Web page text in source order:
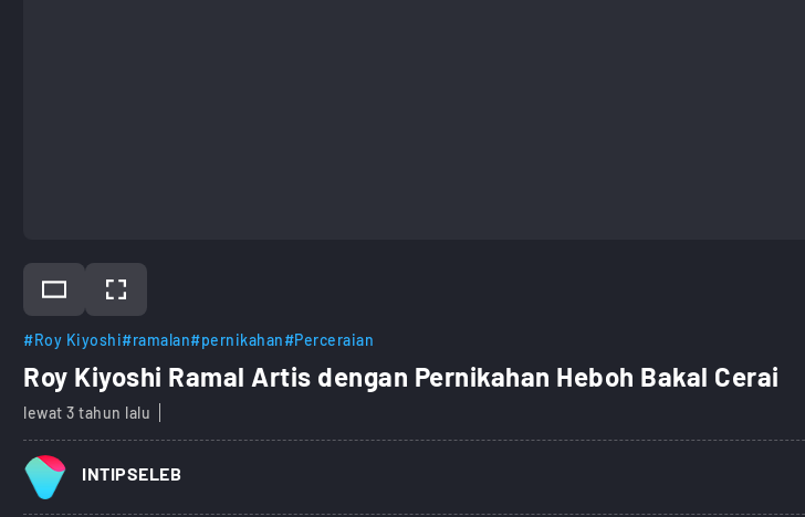
#Roy Kiyoshi#ramalan#pernikahan#Perceraian
Roy Kiyoshi Ramal Artis dengan Pernikahan Heboh Bakal Cerai
lewat 3 tahun lalu
INTIPSELEB